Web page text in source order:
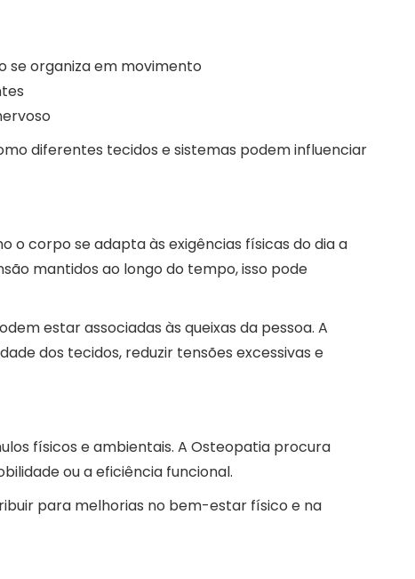
se organiza em movimento
diferentes tecidos e sistemas podem influenciar
corpo se adapta às exigências físicas do dia a
mantidos ao longo do tempo, isso pode
estar associadas às queixas da pessoa. A
dos tecidos, reduzir tensões excessivas e
físicos e ambientais. A Osteopatia procura
ou a eficiência funcional.
para melhorias no bem-estar físico e na